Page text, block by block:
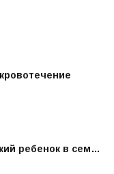
ребенок в сем…